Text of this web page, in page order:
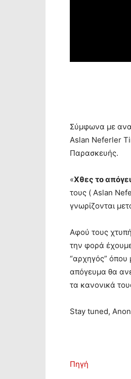
Σύμφωνα με
Aslan Neferler
Παρασκευής.
«Χθες το
τους ( Aslan
γνωρίζονται
Αφού τους
την φορά έχουμε
“αρχηγός” όπου
απόγευμα θα
τα κανονικά
Stay tuned,
Πηγή